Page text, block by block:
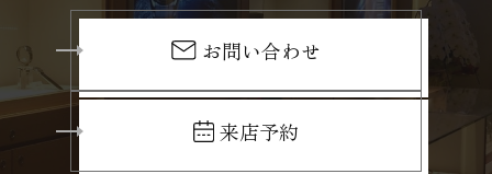
お問い合わせ
来店予約